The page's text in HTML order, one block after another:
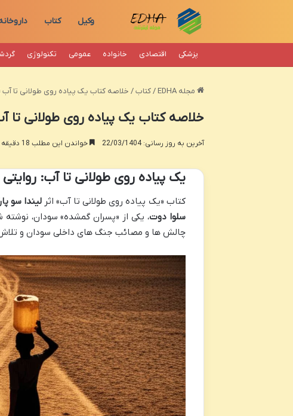
وکیل کتاب
پزشکی اقتصادی خانواده عمومی تکنولوژی
مجله EDHA / کتاب / خلاصه کتاب یک پیاده روی طولانی تا
خلاصه کتاب یک پیاده روی طولانی تا
آخرین به روز رسانی: 22/03/1404 خواندن این مطلب 18 دقیقه زمان میبرد
یک پیاده روی طولانی تا آب:
کتاب «یک پیاده روی طولانی تا آب» اثر لیندا سو
سلوا دوت، یکی از «پسران گمشده» سودان،
چالش ها و مصائب جنگ های داخلی سودان و تلاش